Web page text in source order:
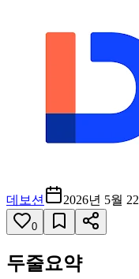
데보션 2026년 5월
0
두줄요약